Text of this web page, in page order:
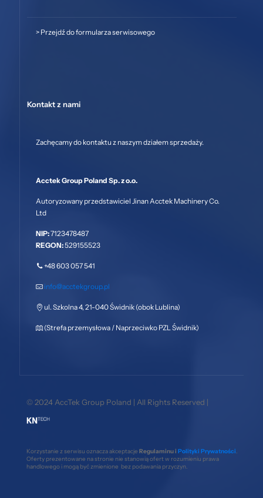
> Przejdź do formularza serwisowego
Kontakt z nami
Zachęcamy do kontaktu z naszym działem sprzedaży.
Acctek Group Poland Sp. z o.o.
Autoryzowany przedstawiciel Jinan Acctek Machinery Co.
Ltd
NIP:7123478487
REGON:529155523
+48 603 057 541
info@acctekgroup.pl
ul. Szkolna 4, 21-040 Świdnik (obok Lublina)
(Strefa przemysłowa / Naprzeciwko PZL Świdnik)
© 2024 AccTek Group Poland | All Rights Reserved |
Korzystanie z serwisu oznacza akceptacje Regulaminu i Polityki Prywatności
Oferty prezentowane na stronie nie stanowią ofert w rozumieniu prawa
handlowego i mogą być zmienione bez podawania przyczyn.